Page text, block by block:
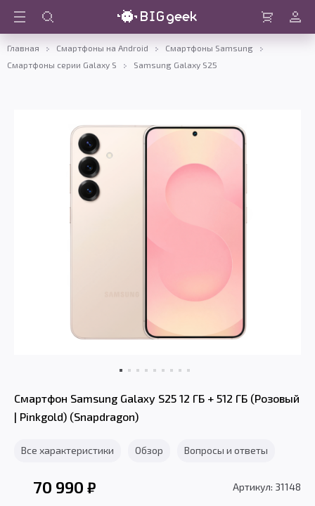
Войти
Главная Смартфоны на Android
Смартфоны Samsung
Смартфоны серии Galaxy S
Samsung Galaxy S25
Смартфон Samsung Galaxy S25 12 ГБ + 512 ГБ (Розовый
| Pinkgold) (Snapdragon)
Все характеристики Обзор Вопросы и ответы
70 990 ₽ Артикул: 31148